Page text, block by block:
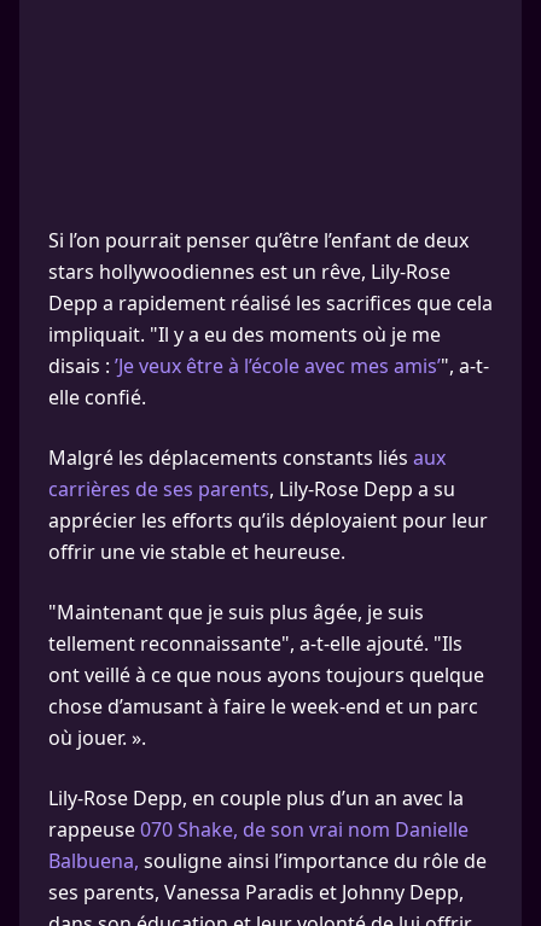
Si l’on pourrait penser qu’être l’enfant de deux
stars hollywoodiennes est un rêve, Lily-Rose
Depp a rapidement réalisé les sacrifices que cela
impliquait. "Il y a eu des moments où je me
disais : ’Je veux être à l’école avec mes amis’", a-t-
elle confié.
Malgré les déplacements constants liés aux
carrières de ses parents, Lily-Rose Depp a su
apprécier les efforts qu’ils déployaient pour leur
offrir une vie stable et heureuse.
"Maintenant que je suis plus âgée, je suis
tellement reconnaissante", a-t-elle ajouté. "Ils
ont veillé à ce que nous ayons toujours quelque
chose d’amusant à faire le week-end et un parc
où jouer. ».
Lily-Rose Depp, en couple plus d’un an avec la
rappeuse070 Shake, de son vrai nom Danielle
Balbuena, souligne ainsi l’importance du rôle de
ses parents, Vanessa Paradis et Johnny Depp,